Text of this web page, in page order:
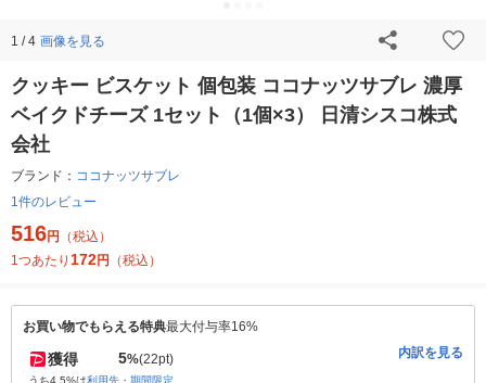
1 / 4 画像を見る
クッキー ビスケット 個包装 ココナッツサブレ 濃厚
ベイクドチーズ 1セット（1個×3） 日清シスコ株式
会社
ブランド： ココナッツサブレ
1件のレビュー
516円
（税込）
1つあたり 172円 （税込）
お買い物でもらえる特典最大付与率16%
獲得 5%(22pt) 内訳を見る